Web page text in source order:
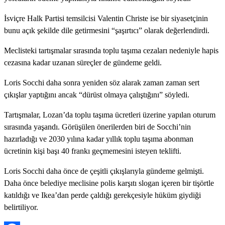
İsviçre Halk Partisi temsilcisi Valentin Christe ise bir siyasetçinin
bunu açık şekilde dile getirmesini “şaşırtıcı” olarak değerlendirdi.
Meclisteki tartışmalar sırasında toplu taşıma cezaları nedeniyle hapis
cezasına kadar uzanan süreçler de gündeme geldi.
Loris Socchi daha sonra yeniden söz alarak zaman zaman sert
çıkışlar yaptığını ancak “dürüst olmaya çalıştığını” söyledi.
Tartışmalar, Lozan’da toplu taşıma ücretleri üzerine yapılan oturum
sırasında yaşandı. Görüşülen önerilerden biri de Socchi’nin
hazırladığı ve 2030 yılına kadar yıllık toplu taşıma abonman
ücretinin kişi başı 40 frankı geçmemesini isteyen teklifti.
Loris Socchi daha önce de çeşitli çıkışlarıyla gündeme gelmişti.
Daha önce belediye meclisine polis karşıtı slogan içeren bir tişörtle
katıldığı ve Ikea’dan perde çaldığı gerekçesiyle hüküm giydiği
belirtiliyor.